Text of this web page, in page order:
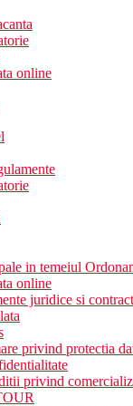
vedere la
controlat
satelit
(uscator de par)
terasa
gratuit
(daca nu se
2 camere
la mare: dormitor
si umbrele (gratuit),
online
in temeiul
online
juridice si
privind protectia
privind